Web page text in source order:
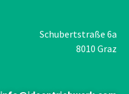
Schubertstraße 6a
8010 Graz